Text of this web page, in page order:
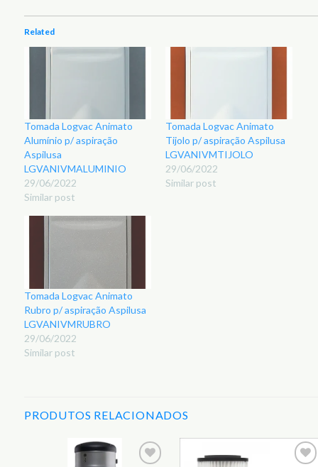
Related
Tomada Logvac Animato
Alumínio p/ aspiração
Aspilusa
LGVANIVMALUMINIO
29/06/2022
Similar post
Tomada Logvac Animato
Tijolo p/ aspiração Aspilusa
LGVANIVMTIJOLO
29/06/2022
Similar post
Tomada Logvac Animato
Rubro p/ aspiração Aspilusa
LGVANIVMRUBRO
29/06/2022
Similar post
PRODUTOS RELACIONADOS